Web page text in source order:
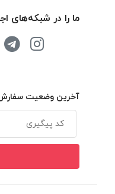
ما را در شبکه‌های
آخرین وضعیت سفارش